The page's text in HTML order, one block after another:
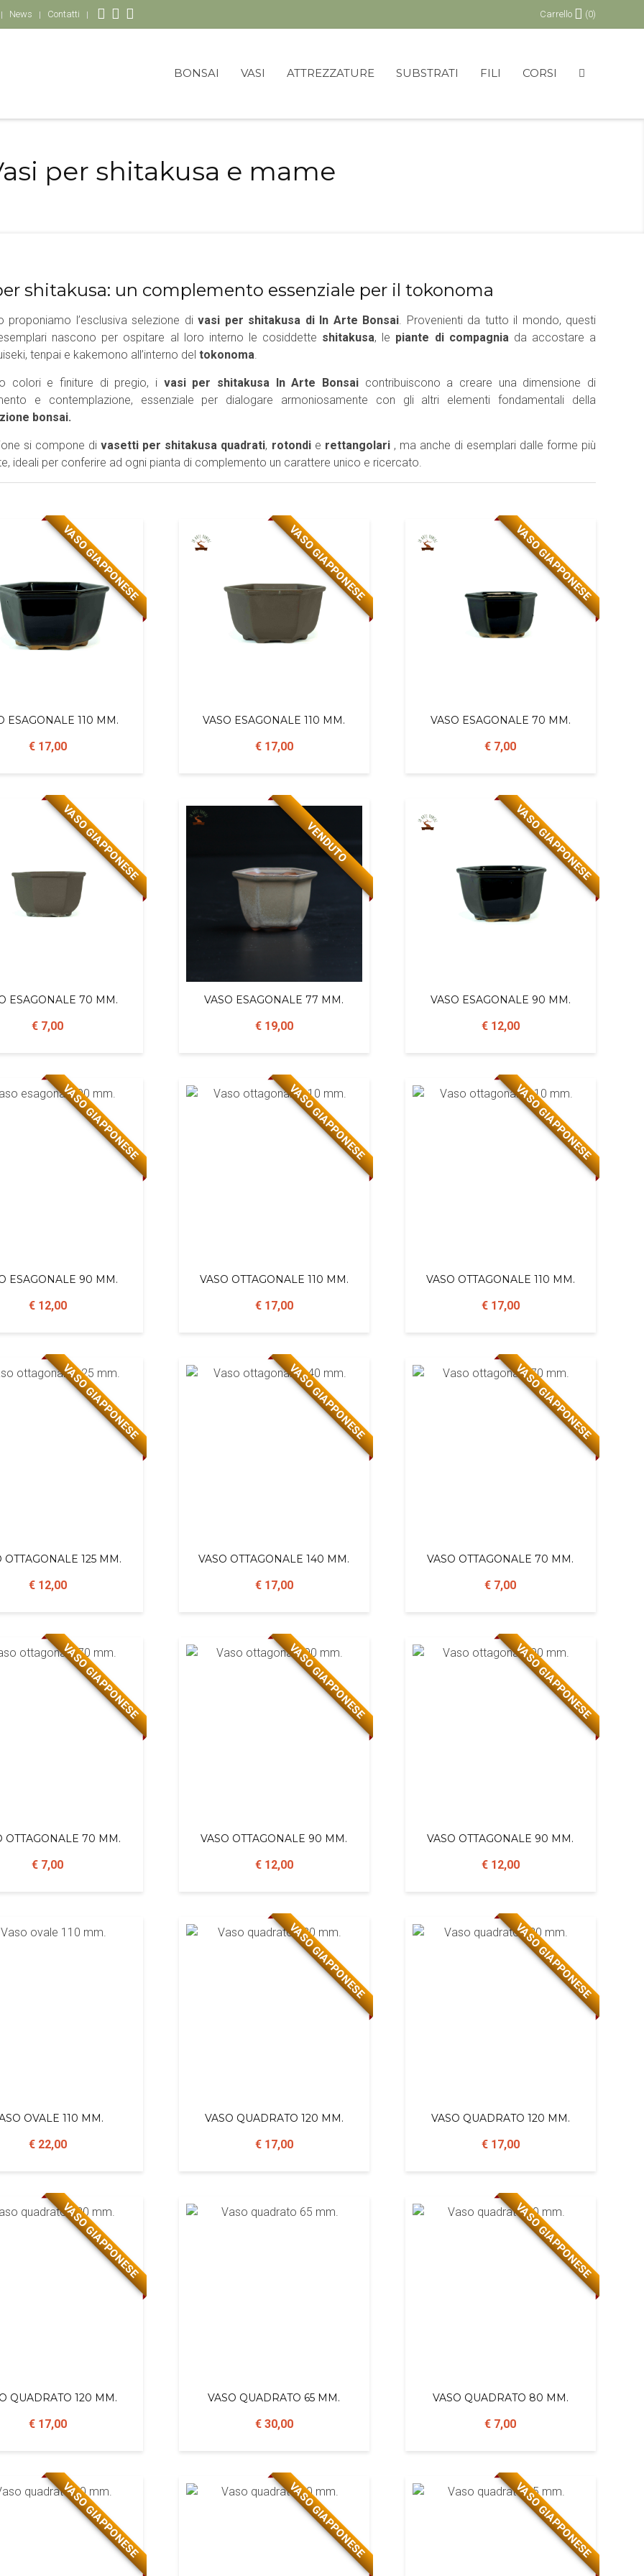
News Contatti Carrello (0)
BONSAI VASI ATTREZZATURE SUBSTRATI FILI CORSI
per shitakusa e mame
shitakusa: un complemento essenziale per il tokonoma
proponiamo l’esclusiva selezione di vasi per shitakusa di In Arte Bonsai. Provenienti da tutto il mondo, questi
nascono per ospitare al loro interno le cosiddette shitakusa, le piante di compagnia da accostare a
tenpai e kakemono all’interno del tokonoma.
colori e finiture di pregio, i vasi per shitakusa In Arte Bonsai contribuiscono a creare una dimensione di
e contemplazione, essenziale per dialogare armoniosamente con gli altri elementi fondamentali della
bonsai.
si compone divasetti per shitakusa quadrati, rotondi e rettangolari , ma anche di esemplari dalle forme più
ideali per conferire ad ogni pianta di complemento un carattere unico e ricercato.
VASO GIAPPONESE
ESAGONALE 110 MM.
€ 17,00
VASO GIAPPONESE
VASO ESAGONALE 110 MM.
€ 17,00
VASO GIAPPONESE
VASO ESAGONALE 70 MM.
€ 7,00
VASO GIAPPONESE
ESAGONALE 70 MM.
€ 7,00
VENDUTO
VASO ESAGONALE 77 MM.
€ 19,00
VASO GIAPPONESE
VASO ESAGONALE 90 MM.
€ 12,00
VASO GIAPPONESE
ESAGONALE 90 MM.
€ 12,00
VASO GIAPPONESE
VASO OTTAGONALE 110 MM.
€ 17,00
VASO GIAPPONESE
VASO OTTAGONALE 110 MM.
€ 17,00
VASO GIAPPONESE
OTTAGONALE 125 MM.
€ 12,00
VASO GIAPPONESE
VASO OTTAGONALE 140 MM.
€ 17,00
VASO GIAPPONESE
VASO OTTAGONALE 70 MM.
€ 7,00
VASO GIAPPONESE
OTTAGONALE 70 MM.
€ 7,00
VASO GIAPPONESE
VASO OTTAGONALE 90 MM.
€ 12,00
VASO GIAPPONESE
VASO OTTAGONALE 90 MM.
€ 12,00
OVALE 110 MM.
€ 22,00
VASO GIAPPONESE
VASO QUADRATO 120 MM.
€ 17,00
VASO GIAPPONESE
VASO QUADRATO 120 MM.
€ 17,00
VASO GIAPPONESE
QUADRATO 120 MM.
€ 17,00
VASO QUADRATO 65 MM.
€ 30,00
VASO GIAPPONESE
VASO QUADRATO 80 MM.
€ 7,00
VASO GIAPPONESE VASO GIAPPONESE VASO GIAPPONESE